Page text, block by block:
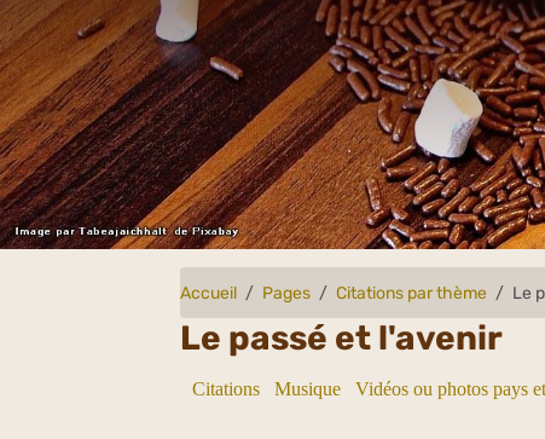
Accueil Pages Citations par thème Le
Le passé et l'avenir
Citations Musique Vidéos ou photos pays